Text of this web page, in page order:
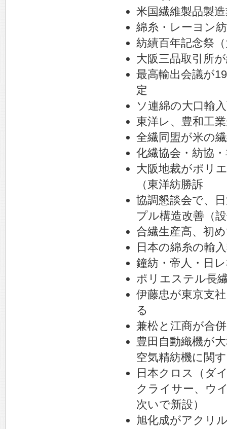
米国繊維製品製
綿糸・レーヨン
紡績百年記念祭
大阪三品取引所
最高輸出会議が
定
ソ連綿の大口輸
東洋レ、豊和工
全繊同盟が米の
化繊協会・紡協
大阪地裁がポリ
（東洋紡勝訴
協調懇談会で、
プル構造改善（
合繊生産高、初
日本の綿糸の輸
鐘紡・帝人・日
ポリエステル長
伊藤忠が東京支
る
兼松と江商が合
豊田自動織機が
空気精紡機に関
日本クロス（ダ
クライサー、ウ
次いで新設）
旭化成がアクリ